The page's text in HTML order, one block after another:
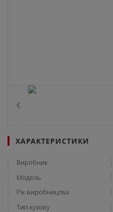
ХАРАКТЕРИСТИКИ
Виробник
Модель
Рік виробництва
Тип кузову